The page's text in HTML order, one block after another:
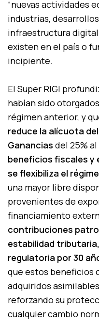
“nuevas actividades
industrias,
infraestructura
existen en el país o
incipiente.
El Super RIGI
habían sido
régimen anterior, y
reduce la alícuota
Ganancias del 25% al
beneficios fiscales y
se flexibiliza el
una mayor libre
provenientes de
financiamiento
contribuciones
estabilidad
regulatoria por 30
que estos beneficios
adquiridos
reforzando su
cualquier cambio